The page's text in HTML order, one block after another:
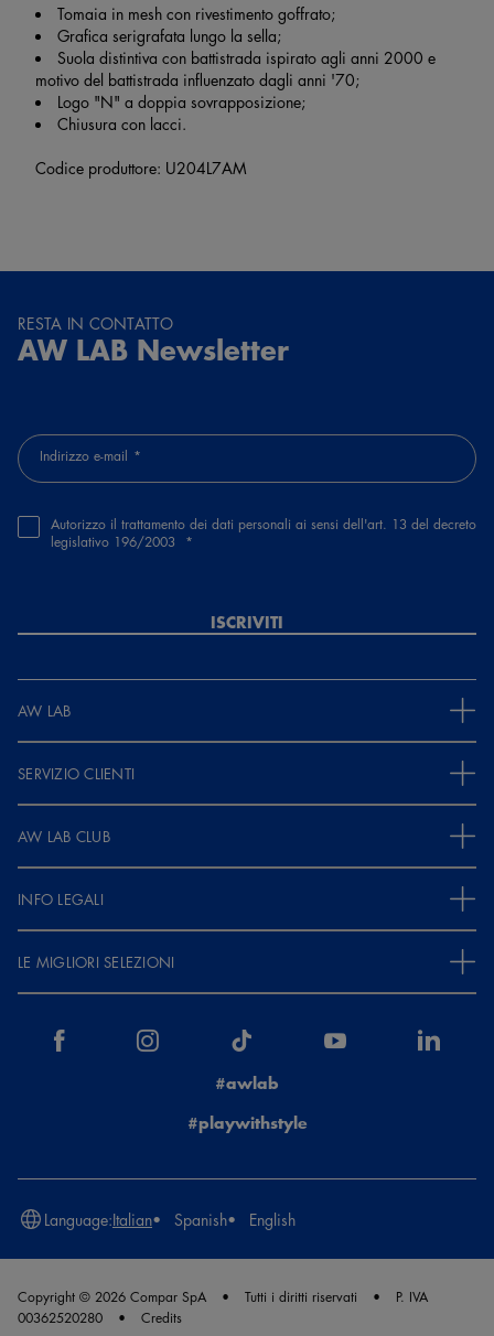
Tomaia in mesh con rivestimento goffrato;
Grafica serigrafata lungo la sella;
Suola distintiva con battistrada ispirato agli anni 2000 e
motivo del battistrada influenzato dagli anni '70;
Logo "N" a doppia sovrapposizione;
Chiusura con lacci.
Codice produttore: U204L7AM
RESTA IN CONTATTO
AW LAB Newsletter
Indirizzo e-mail
Autorizzo il trattamento dei dati personali ai sensi dell'art. 13 del decreto
legislativo 196/2003
ISCRIVITI
AW LAB
SERVIZIO CLIENTI
AW LAB CLUB
INFO LEGALI
LE MIGLIORI SELEZIONI
#awlab
#playwithstyle
Language:Italian Spanish English
Copyright © 2026 Compar SpA Tutti i diritti riservati
P. IVA
00362520280
Credits